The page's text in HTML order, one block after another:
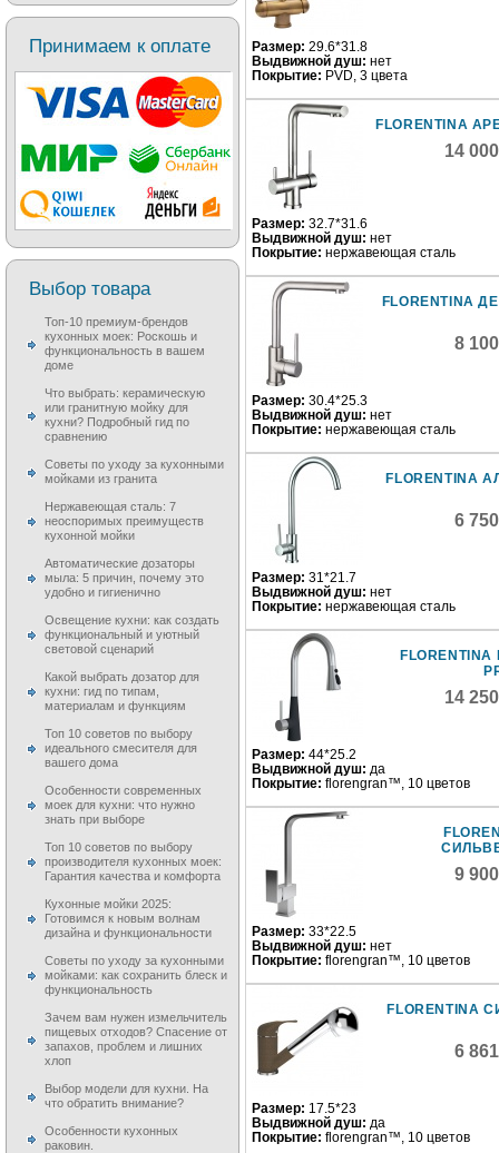
Размер: 29.6*31.8
Выдвижной душ: нет
Покрытие: PVD, 3 цвета
FLORENTINA
14
Размер: 32.7*31.6
Выдвижной душ: нет
Покрытие: нержавеющая сталь
FLORENTINA
8
Размер: 30.4*25.3
Выдвижной душ: нет
Покрытие: нержавеющая сталь
FLORENTINA
6
Размер: 31*21.7
Выдвижной душ: нет
Покрытие: нержавеющая сталь
14
Размер: 44*25.2
Выдвижной душ: да
Покрытие: florengran™, 10 цветов
9
Размер: 33*22.5
Выдвижной душ: нет
Покрытие: florengran™, 10 цветов
FLORENTINA
6
Размер: 17.5*23
Выдвижной душ: да
Покрытие: florengran™, 10 цветов
Принимаем к оплате
Выбор товара
Топ-10 премиум-брендов
кухонных моек: Роскошь и
функциональность в вашем
доме
Что выбрать: керамическую
или гранитную мойку для
кухни? Подробный гид по
сравнению
Советы по уходу за кухонными
мойками из гранита
Нержавеющая сталь: 7
неоспоримых преимуществ
кухонной мойки
Автоматические дозаторы
мыла: 5 причин, почему это
удобно и гигиенично
Освещение кухни: как создать
функциональный и уютный
световой сценарий
Какой выбрать дозатор для
кухни: гид по типам,
материалам и функциям
Топ 10 советов по выбору
идеального смесителя для
вашего дома
Особенности современных
моек для кухни: что нужно
знать при выборе
Топ 10 советов по выбору
производителя кухонных моек:
Гарантия качества и комфорта
Кухонные мойки 2025:
Готовимся к новым волнам
дизайна и функциональности
Советы по уходу за кухонными
мойками: как сохранить блеск и
функциональность
Зачем вам нужен измельчитель
пищевых отходов? Спасение от
запахов, проблем и лишних
хлоп
Выбор модели для кухни. На
что обратить внимание?
Особенности кухонных
раковин.